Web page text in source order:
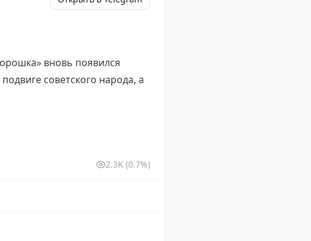
вновь появился
советского народа, а
2.3K (0.7%)